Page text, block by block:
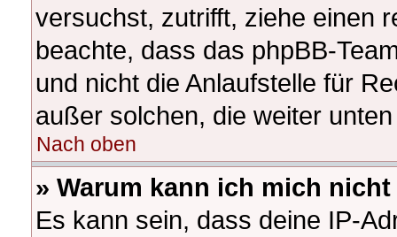
versuchst, zutrifft, ziehe einen
beachte, dass das phpBB-
und nicht die Anlaufstelle für
außer solchen, die weiter
Nach oben
» Warum kann ich mich
Es kann sein, dass deine IP-